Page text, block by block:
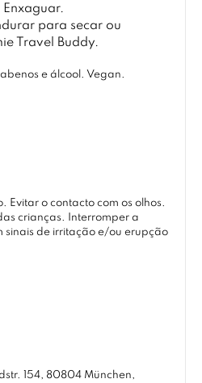
para secar ou
Travel Buddy.
e álcool. Vegan.
Evitar o contacto com os olhos.
crianças. Interromper a
sinais de irritação e/ou erupção
154, 80804 München,